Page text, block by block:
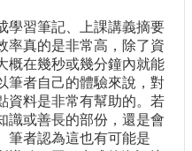
學習筆記、上課講義摘要
率真的是非常高，除了資
概在幾秒或幾分鐘內就能
筆者自己的體驗來說，對
資料是非常有幫助的。若
識或善長的部份，還是會
筆者認為這也有可能是